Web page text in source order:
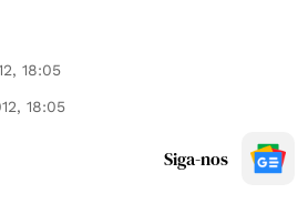
18:05
18:05
Siga-nos